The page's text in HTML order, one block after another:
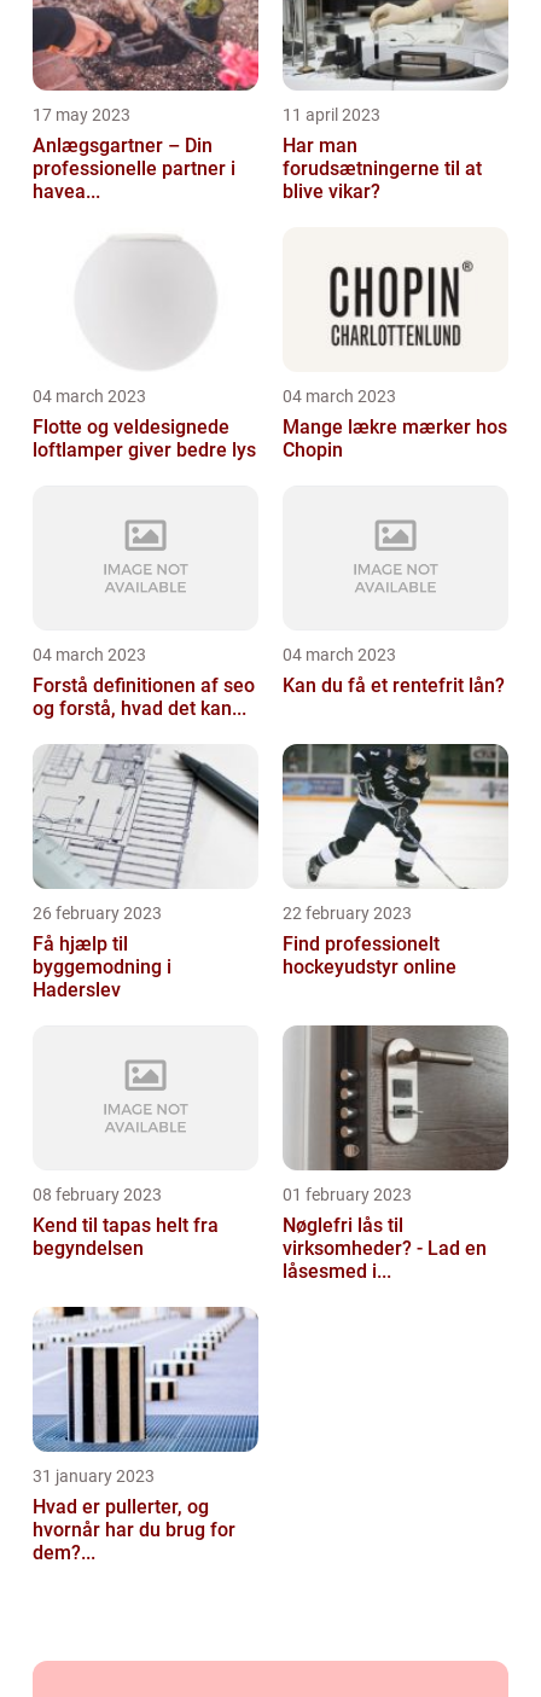
17 may 2023
Anlægsgartner – Din
professionelle partner i
havea...
11 april 2023
Har man
forudsætningerne til at
blive vikar?
04 march 2023
Flotte og veldesignede
loftlamper giver bedre lys
04 march 2023
Mange lækre mærker hos
Chopin
04 march 2023
Forstå definitionen af seo
og forstå, hvad det kan...
04 march 2023
Kan du få et rentefrit lån?
26 february 2023
Få hjælp til
byggemodning i
Haderslev
22 february 2023
Find professionelt
hockeyudstyr online
08 february 2023
Kend til tapas helt fra
begyndelsen
01 february 2023
Nøglefri lås til
virksomheder? - Lad en
låsesmed i...
31 january 2023
Hvad er pullerter, og
hvornår har du brug for
dem?...